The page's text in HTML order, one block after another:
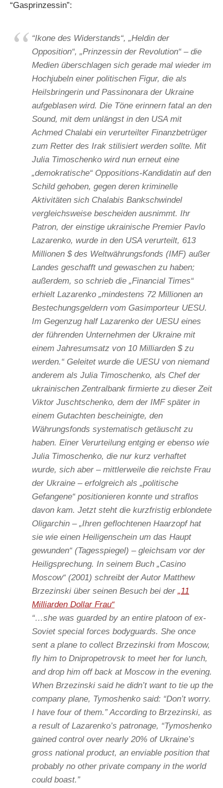
“Gasprinzessin”:
“Ikone des Widerstands“, „Heldin der
Opposition“, „Prinzessin der Revolution“ – die
Medien überschlagen sich gerade mal wieder im
Hochjubeln einer politischen Figur, die als
Heilsbringerin und Passinonara der Ukraine
aufgeblasen wird. Die Töne erinnern fatal an den
Sound, mit dem unlängst in den USA mit
Achmed Chalabi ein verurteilter Finanzbetrüger
zum Retter des Irak stilisiert werden sollte. Mit
Julia Timoschenko wird nun erneut eine
„demokratische“ Oppositions-Kandidatin auf den
Schild gehoben, gegen deren kriminelle
Aktivitäten sich Chalabis Bankschwindel
vergleichsweise bescheiden ausnimmt. Ihr
Patron, der einstige ukrainische Premier Pavlo
Lazarenko, wurde in den USA verurteilt, 613
Millionen $ des Weltwährungsfonds (IMF) außer
Landes geschafft und gewaschen zu haben;
außerdem, so schrieb die „Financial Times“
erhielt Lazarenko „mindestens 72 Millionen an
Bestechungsgeldern vom Gasimporteur UESU.
Im Gegenzug half Lazarenko der UESU eines
der führenden Unternehmen der Ukraine mit
einem Jahresumsatz von 10 Milliarden $ zu
werden.“ Geleitet wurde die UESU von niemand
anderem als Julia Timoschenko, als Chef der
ukrainischen Zentralbank firmierte zu dieser Zeit
Viktor Juschtschenko, dem der IMF später in
einem Gutachten bescheinigte, den
Währungsfonds systematisch getäuscht zu
haben. Einer Verurteilung entging er ebenso wie
Julia Timoschenko, die nur kurz verhaftet
wurde, sich aber – mittlerweile die reichste Frau
der Ukraine – erfolgreich als „politische
Gefangene“ positionieren konnte und straflos
davon kam. Jetzt steht die kurzfristig erblondete
Oligarchin – „Ihren geflochtenen Haarzopf hat
sie wie einen Heiligenschein um das Haupt
gewunden“ (Tagesspiegel) – gleichsam vor der
Heiligsprechung. In seinem Buch „Casino
Moscow“ (2001) schreibt der Autor Matthew
Brzezinski über seinen Besuch bei der „11
Milliarden Dollar Frau“
“…she was guarded by an entire platoon of ex-
Soviet special forces bodyguards. She once
sent a plane to collect Brzezinski from Moscow,
fly him to Dnipropetrovsk to meet her for lunch,
and drop him off back at Moscow in the evening.
When Brzezinski said he didn’t want to tie up the
company plane, Tymoshenko said: “Don’t worry.
I have four of them.” According to Brzezinski, as
a result of Lazarenko’s patronage, “Tymoshenko
gained control over nearly 20% of Ukraine’s
gross national product, an enviable position that
probably no other private company in the world
could boast.”